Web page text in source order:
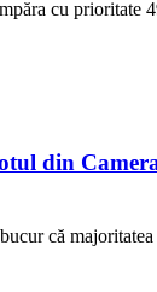
cu
din
că